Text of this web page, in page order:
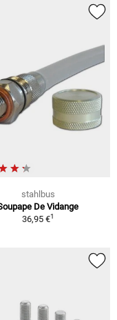
stahlbus
De Vidange
36,95 €1